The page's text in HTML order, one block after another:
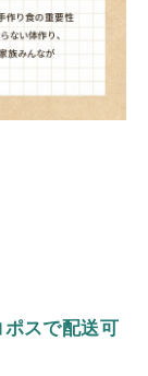
スで配送可